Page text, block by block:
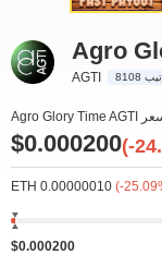
Agro
AGTI 8108
$0.000200(-
ETH 0.00000010 (-
$0.000200